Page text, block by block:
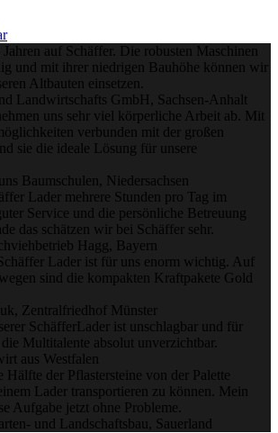
auf Schäffer. Die robusten Maschinen
und mit ihrer niedrigen Bauhöhe können wir
Altbauten einsetzen.
Landwirtschafts GmbH, Sachsen-Anhalt
uns sehr viel körperliche Arbeit ab. Mit
verbunden mit der großen
sie die ideale Lösung für unsere
Baumschulen, Niedersachsen
Lader mehrere Stunden pro Tag im
Service und die persönliche Betreuung
das schätzen wir bei Schäffer sehr.
Hagg, Bayern
Lader ist für uns enorm wichtig. Auf
sind die kompakten Kraftpakete Gold
Zentralfriedhof Münster
SchäfferLader ist unschlagbar und für
Multitalente absolut unverzichtbar.
aus Westfalen
Hälfte der Pflastersteine von der Palette
Lader transportieren zu können. Mein
Aufgabe jetzt ohne Probleme.
und Landschaftsbau, Sauerland